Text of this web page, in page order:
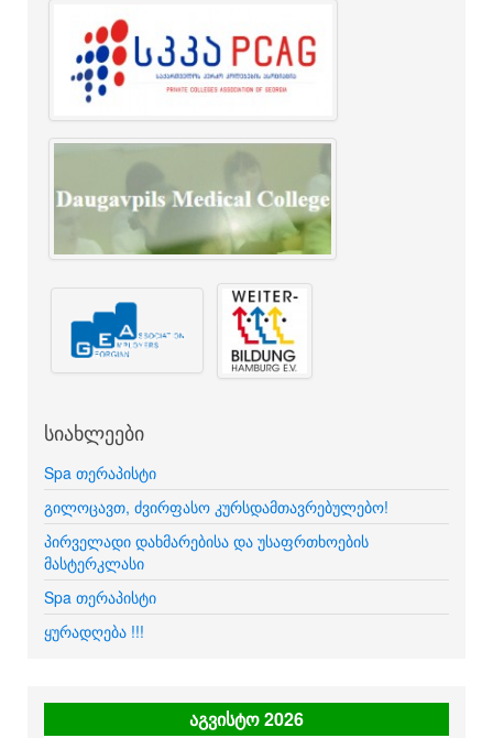
სიახლეები
Spa თერაპისტი
გილოცავთ, ძვირფასო კურსდამთავრებულებო!
პირველადი დახმარებისა და უსაფრთხოების
მასტერკლასი
Spa თერაპისტი
ყურადღება !!!
აგვისტო 2026